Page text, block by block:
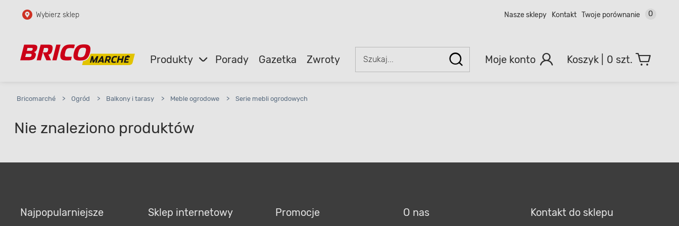
Przejdź do głównej zawartości
Przejdź do wyszukiwarki
Wybierz sklep Nasze sklepy Kontakt Twoje porównanie 0
Produkty Porady Gazetka Zwroty Moje konto 0 szt.
Bricomarché > Ogród > Balkony i tarasy > Meble ogrodowe > Serie mebli ogrodowych
Nie znaleziono produktów
Najpopularniejsze Sklep internetowy Promocje O nas Kontakt do sklepu